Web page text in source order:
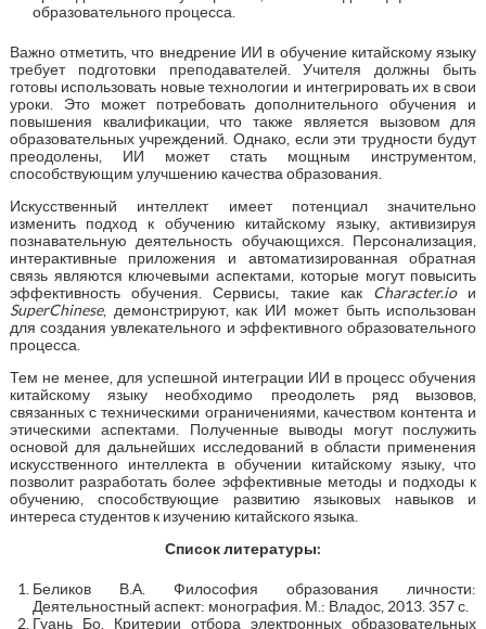
образовательного процесса.
Важно отметить, что внедрение ИИ в обучение китайскому языку
требует подготовки преподавателей. Учителя должны быть
готовы использовать новые технологии и интегрировать их в свои
уроки. Это может потребовать дополнительного обучения и
повышения квалификации, что также является вызовом для
образовательных учреждений. Однако, если эти трудности будут
преодолены, ИИ может стать мощным инструментом,
способствующим улучшению качества образования.
Искусственный интеллект имеет потенциал значительно
изменить подход к обучению китайскому языку, активизируя
познавательную деятельность обучающихся. Персонализация,
интерактивные приложения и автоматизированная обратная
связь являются ключевыми аспектами, которые могут повысить
эффективность обучения. Сервисы, такие как Character.ioи
SuperChinese, демонстрируют, как ИИ может быть использован
для создания увлекательного и эффективного образовательного
процесса.
Тем не менее, для успешной интеграции ИИ в процесс обучения
китайскому языку необходимо преодолеть ряд вызовов,
связанных с техническими ограничениями, качеством контента и
этическими аспектами. Полученные выводы могут послужить
основой для дальнейших исследований в области применения
искусственного интеллекта в обучении китайскому языку, что
позволит разработать более эффективные методы и подходы к
обучению, способствующие развитию языковых навыков и
интереса студентов к изучению китайского языка.
Список литературы:
Беликов В.А. Философия образования личности:
Деятельностный аспект: монография. М.: Владос, 2013. 357 с.
Гуань Бо. Критерии отбора электронных образовательных